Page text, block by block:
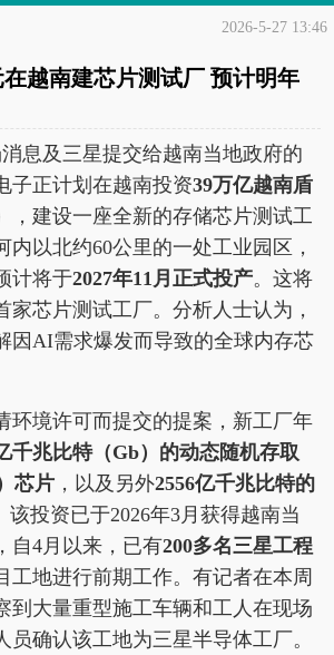
2026-5-27 13:46
越南建芯片测试厂 预计明年
息及三星提交给越南当地政府的
子正计划在越南投资39万亿越南盾
，建设一座全新的存储芯片测试工
内以北约60公里的一处工业园区，
计将于2027年11月正式投产。这将
家芯片测试工厂。分析人士认为，
因AI需求爆发而导致的全球内存芯
环境许可而提交的提案，新工厂年
千兆比特（Gb）的动态随机存取
芯片 ，以及另外2556亿千兆比特的
该投资已于2026年3月获得越南当
自4月以来，已有200多名三星工程
工地进行前期工作。有记者在本周
到大量重型施工车辆和工人在现场
员确认该工地为三星半导体工厂。